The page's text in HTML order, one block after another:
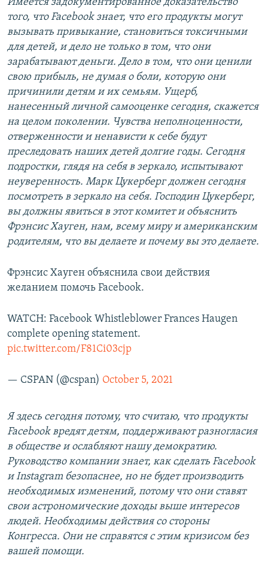
Имеется задокументированное доказательство
того, что Facebook знает, что его продукты могут
вызывать привыкание, становиться токсичными
для детей, и дело не только в том, что они
зарабатывают деньги. Дело в том, что они ценили
свою прибыль, не думая о боли, которую они
причинили детям и их семьям. Ущерб,
нанесенный личной самооценке сегодня, скажется
на целом поколении. Чувства неполноценности,
отверженности и ненависти к себе будут
преследовать наших детей долгие годы. Сегодня
подростки, глядя на себя в зеркало, испытывают
неуверенность. Марк Цукерберг должен сегодня
посмотреть в зеркало на себя. Господин Цукерберг,
вы должны явиться в этот комитет и объяснить
Фрэнсис Хауген, нам, всему миру и американским
родителям, что вы делаете и почему вы это делаете.
Фрэнсис Хауген объяснила свои действия
желанием помочь Facebook.
WATCH: Facebook Whistleblower Frances Haugen
complete opening statement.
pic.twitter.com/F81Ci03cjp
— CSPAN (@cspan) October 5, 2021
Я здесь сегодня потому, что считаю, что продукты
Facebook вредят детям, поддерживают разногласия
в обществе и ослабляют нашу демократию.
Руководство компании знает, как сделать Facebook
и Instagram безопаснее, но не будет производить
необходимых изменений, потому что они ставят
свои астрономические доходы выше интересов
людей. Необходимы действия со стороны
Конгресса. Они не справятся с этим кризисом без
вашей помощи.